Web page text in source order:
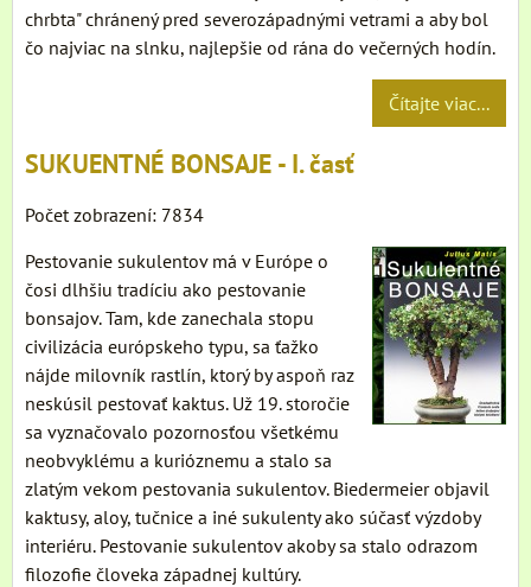
chrbta" chránený pred severozápadnými vetrami a aby bol
čo najviac na slnku, najlepšie od rána do večerných hodín.
Čítajte viac...
SUKUENTNÉ BONSAJE - I. časť
Počet zobrazení: 7834
Pestovanie sukulentov má v Európe o
čosi dlhšiu tradíciu ako pestovanie
bonsajov. Tam, kde zanechala stopu
civilizácia európskeho typu, sa ťažko
nájde milovník rastlín, ktorý by aspoň raz
neskúsil pestovať kaktus. Už 19. storočie
sa vyznačovalo pozornosťou všetkému
neobvyklému a kurióznemu a stalo sa
zlatým vekom pestovania sukulentov. Biedermeier objavil
kaktusy, aloy, tučnice a iné sukulenty ako súčasť výzdoby
interiéru. Pestovanie sukulentov akoby sa stalo odrazom
filozofie človeka západnej kultúry.